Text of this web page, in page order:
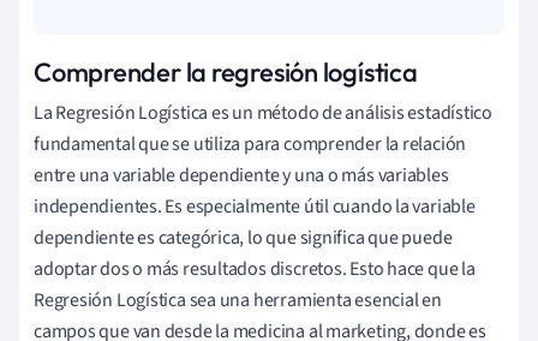
Comprender la regresión logística
La Regresión Logística es un método de análisis estadístico
fundamental que se utiliza para comprender la relación
entre una variable dependiente y una o más variables
independientes. Es especialmente útil cuando la variable
dependiente es categórica, lo que significa que puede
adoptar dos o más resultados discretos. Esto hace que la
Regresión Logística sea una herramienta esencial en
campos que van desde la medicina al marketing, donde es